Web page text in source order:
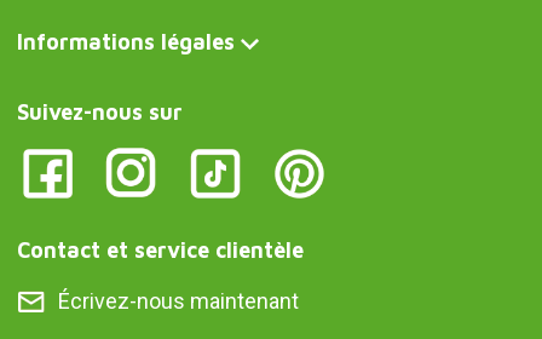
Informations légales
Suivez-nous sur
Contact et service clientèle
Écrivez-nous maintenant